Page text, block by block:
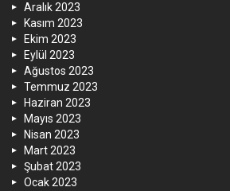
Aralık 2023
Kasım 2023
Ekim 2023
Eylül 2023
Ağustos 2023
Temmuz 2023
Haziran 2023
Mayıs 2023
Nisan 2023
Mart 2023
Şubat 2023
Ocak 2023